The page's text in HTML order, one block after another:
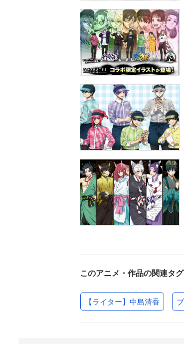
このアニメ・作品の関連タグ
【ライター】中島清香